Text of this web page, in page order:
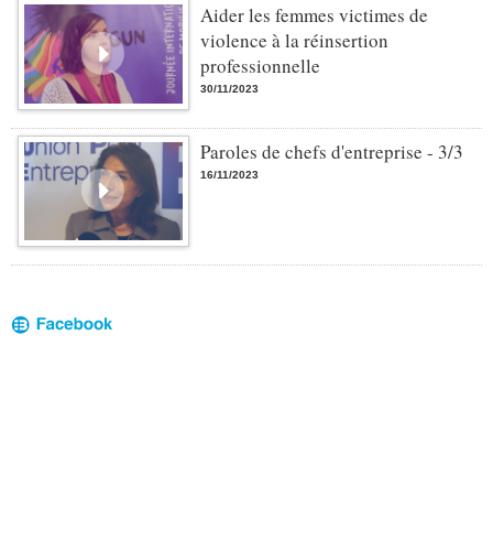
Aider les femmes victimes de
violence à la réinsertion
professionnelle
30/11/2023
Paroles de chefs d'entreprise - 3/3
16/11/2023